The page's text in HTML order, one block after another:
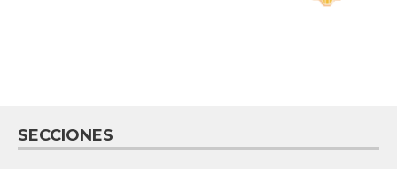
SECCIONES